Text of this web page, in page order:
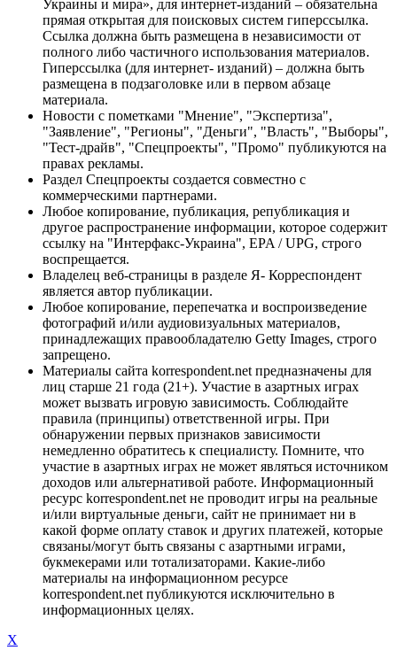
Украины и мира», для интернет-изданий – обязательна
прямая открытая для поисковых систем гиперссылка.
Ссылка должна быть размещена в независимости от
полного либо частичного использования материалов.
Гиперссылка (для интернет- изданий) – должна быть
размещена в подзаголовке или в первом абзаце
материала.
Новости с пометками "Мнение", "Экспертиза",
"Заявление", "Регионы", "Деньги", "Власть", "Выборы",
"Тест-драйв", "Спецпроекты", "Промо" публикуются на
правах рекламы.
Раздел Спецпроекты создается совместно с
коммерческими партнерами.
Любое копирование, публикация, републикация и
другое распространение информации, которое содержит
ссылку на "Интерфакс-Украина", EPA / UPG, строго
воспрещается.
Владелец веб-страницы в разделе Я- Корреспондент
является автор публикации.
Любое копирование, перепечатка и воспроизведение
фотографий и/или аудиовизуальных материалов,
принадлежащих правообладателю Getty Images, строго
запрещено.
Материалы сайта korrespondent.net предназначены для
лиц старше 21 года (21+). Участие в азартных играх
может вызвать игровую зависимость. Соблюдайте
правила (принципы) ответственной игры. При
обнаружении первых признаков зависимости
немедленно обратитесь к специалисту. Помните, что
участие в азартных играх не может являться источником
доходов или альтернативой работе. Информационный
ресурс korrespondent.net не проводит игры на реальные
и/или виртуальные деньги, сайт не принимает ни в
какой форме оплату ставок и других платежей, которые
связаны/могут быть связаны с азартными играми,
букмекерами или тотализаторами. Какие-либо
материалы на информационном ресурсе
korrespondent.net публикуются исключительно в
информационных целях.
X